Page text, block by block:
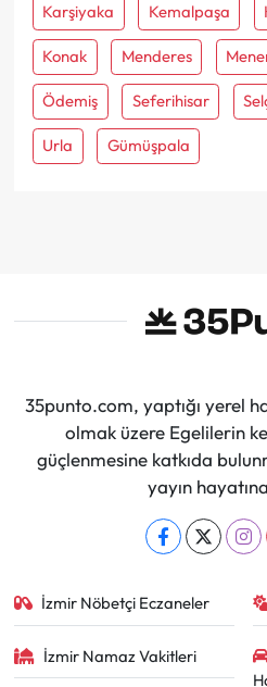
Karşiyaka Kemalpaşa
Konak Menderes
Ödemiş Seferihisar
Urla Gümüşpala
35punto.com, yaptığı yerel
olmak üzere Egelilerin
güçlenmesine katkıda
yayın
İzmir Nöbetçi Eczaneler
İzmir Namaz Vakitleri